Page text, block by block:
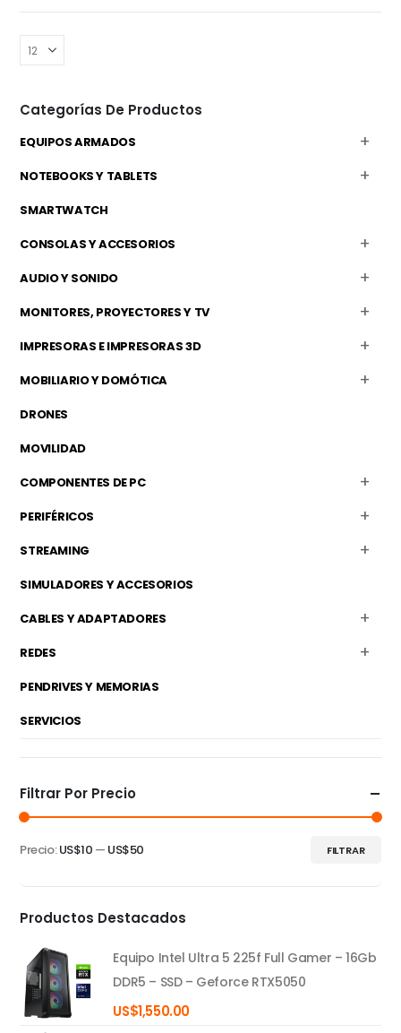
Categorías De Productos
EQUIPOS ARMADOS
NOTEBOOKS Y TABLETS
SMARTWATCH
CONSOLAS Y ACCESORIOS
AUDIO Y SONIDO
MONITORES, PROYECTORES Y TV
IMPRESORAS E IMPRESORAS 3D
MOBILIARIO Y DOMÓTICA
DRONES
MOVILIDAD
COMPONENTES DE PC
PERIFÉRICOS
STREAMING
SIMULADORES Y ACCESORIOS
CABLES Y ADAPTADORES
REDES
PENDRIVES Y MEMORIAS
SERVICIOS
Filtrar Por Precio
mínimo
máximo
FILTRAR
Precio:US$10 — US$50
Productos Destacados
Equipo Intel Ultra 5 225f Full Gamer – 16Gb
DDR5 – SSD – Geforce RTX5050
US$1,550.00